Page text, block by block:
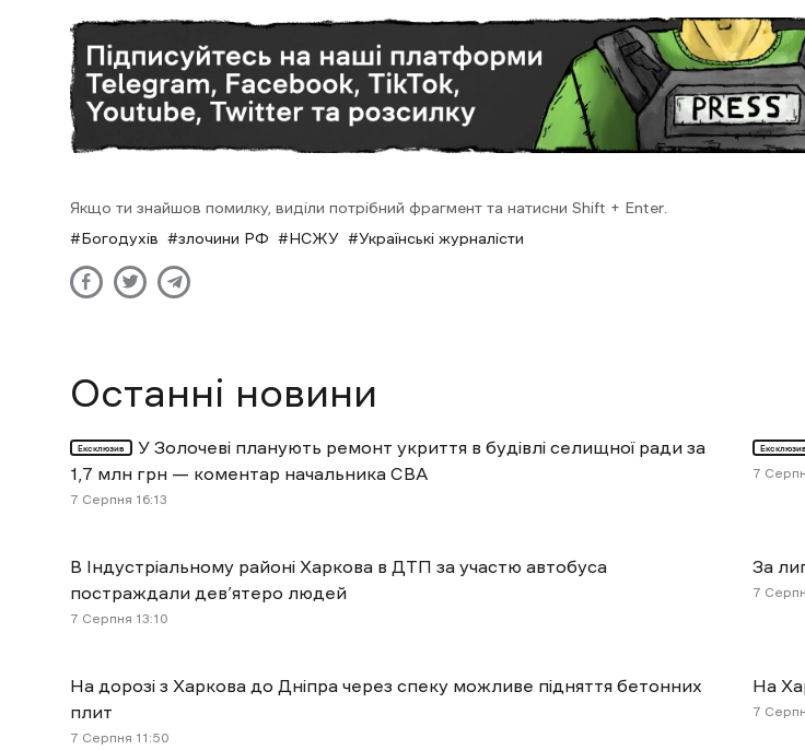
Якщо ти знайшов помилку, виділи потрібний фрагмент та натисни Shift + Enter.
Богодухів
злочини РФ НСЖУ Українські журналісти
Останні новини
Ексклюзив
У Золочеві планують ремонт укриття в будівлі селищної ради за
1,7 млн грн — коментар начальника СВА
7 Cерпня 16:13
Ексклюзив
7
В Індустріальному районі Харкова в ДТП за участю автобуса
постраждали дев’ятеро людей
7 Cерпня 13:10
За
7
На дорозі з Харкова до Дніпра через спеку можливе підняття бетонних
плит
7 Cерпня 11:50
На
7